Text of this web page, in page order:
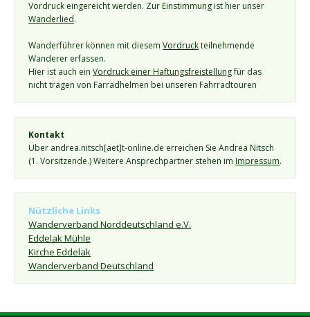
Wanderlied.
Wanderführer können mit diesem Vordruck teilnehmende
Wanderer erfassen.
Hier ist auch ein Vordruck einer Haftungsfreistellung für das
nicht tragen von Farradhelmen bei unseren Fahrradtouren
Kontakt
Über andrea.nitsch[aet]t-online.de erreichen Sie Andrea Nitsch
(1. Vorsitzende.) Weitere Ansprechpartner stehen im Impressum
Nützliche Links
Wanderverband Norddeutschland e.V.
Eddelak Mühle
Kirche Eddelak
Wanderverband Deutschland